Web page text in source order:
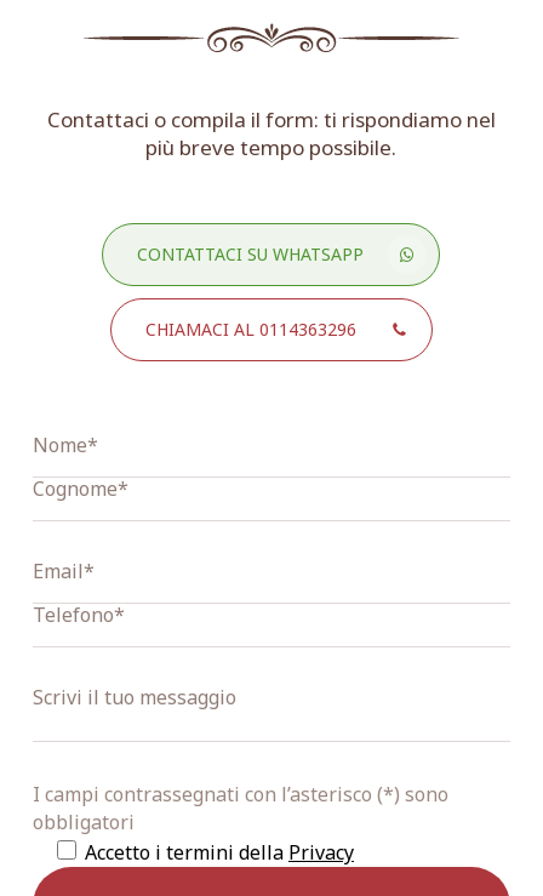
Contattaci o compila il form: ti rispondiamo nel
più breve tempo possibile.
CONTATTACI SU WHATSAPP
CHIAMACI AL 0114363296
I campi contrassegnati con l’asterisco (*) sono
obbligatori
Accetto i termini della Privacy